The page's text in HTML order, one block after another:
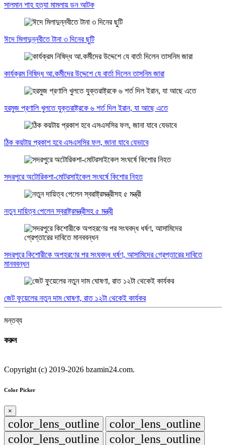
সালমান শাহ হত্যা মামলায় ডন আটক
ঈদে মিলাদুন্নবীতে টানা ৩ দিনের ছুটি
কার্যক্রম নিষিদ্ধ আ.কর্মীদের উদ্দেশে যে বার্তা দিলেন তাসনিম জারা
হরমুজ প্রণালি খুলতে যুক্তরাষ্ট্রকে ৬ শর্ত দিল ইরান, যা আছে এতে
ঠিক কয়টায় প্রকাশ হবে এসএসসির ফল, জানা যাবে যেভাবে
সদরপুরে অটোরিকশা-মোটরসাইকেল সংঘর্ষে কিশোর নিহত
নতুন দায়িত্ব পেলেন স্বরাষ্ট্রমন্ত্রীসহ ৫ মন্ত্রী
সদরপুরে কিশোরীকে অপহরণের পর সংঘবদ্ধ ধর্ষণ, আসামিদের গ্রেপ্তারের দাবিতে
মানববন্ধন
জেট ফুয়েলের নতুন দাম ঘোষণা, রাত ১২টা থেকেই কার্যকর
মন্তব্য
করুন
Copyright (c) 2019-2026 bzamin24.com.
Color Picker
×
color_lens_outline
color_lens_outline
color_lens_outline
color_lens_outline